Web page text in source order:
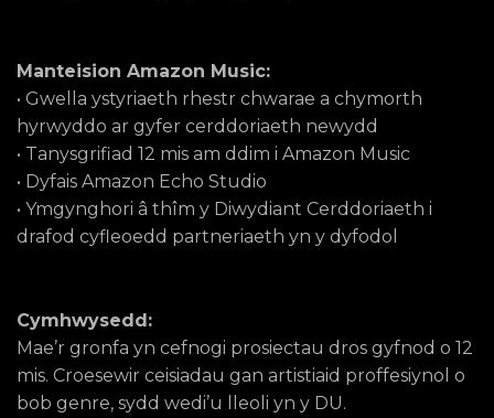
Manteision Amazon Music:
• Gwella ystyriaeth rhestr chwarae a chymorth
hyrwyddo ar gyfer cerddoriaeth newydd
• Tanysgrifiad 12 mis am ddim i Amazon Music
• Dyfais Amazon Echo Studio
• Ymgynghori â thîm y Diwydiant Cerddoriaeth i
drafod cyfleoedd partneriaeth yn y dyfodol
Cymhwysedd:
Mae’r gronfa yn cefnogi prosiectau dros gyfnod o 12
mis. Croesewir ceisiadau gan artistiaid proffesiynol o
bob genre, sydd wedi’u lleoli yn y DU.